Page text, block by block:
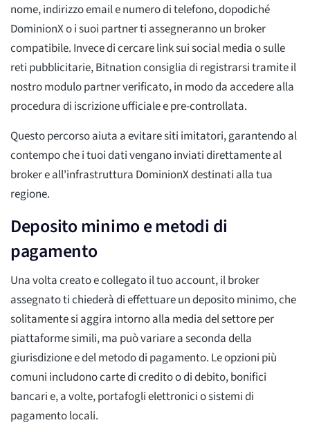
nome, indirizzo email e numero di telefono, dopodiché
DominionX o i suoi partner ti assegneranno un broker
compatibile. Invece di cercare link sui social media o sulle
reti pubblicitarie, Bitnation consiglia di registrarsi tramite il
nostro modulo partner verificato, in modo da accedere alla
procedura di iscrizione ufficiale e pre-controllata.
Questo percorso aiuta a evitare siti imitatori, garantendo al
contempo che i tuoi dati vengano inviati direttamente al
broker e all'infrastruttura DominionX destinati alla tua
regione.
Deposito minimo e metodi di
pagamento
Una volta creato e collegato il tuo account, il broker
assegnato ti chiederà di effettuare un deposito minimo, che
solitamente si aggira intorno alla media del settore per
piattaforme simili, ma può variare a seconda della
giurisdizione e del metodo di pagamento. Le opzioni più
comuni includono carte di credito o di debito, bonifici
bancari e, a volte, portafogli elettronici o sistemi di
pagamento locali.